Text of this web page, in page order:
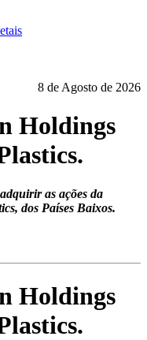
8 de Agosto de 2026
Holdings
as ações da
dos Países Baixos.
Holdings